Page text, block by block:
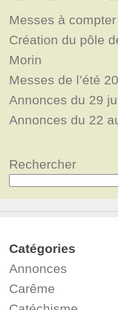
Messes à
Création du pôle
Morin
Messes de l’été
Annonces du 29
Annonces du 22
Rechercher
Catégories
Annonces
Carême